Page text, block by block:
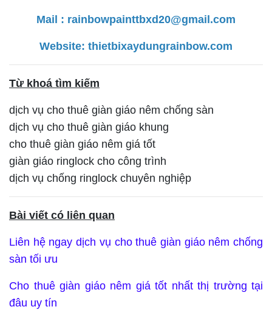
Mail : rainbowpainttbxd20@gmail.com
Website: thietbixaydungrainbow.com
Từ khoá tìm kiếm
dịch vụ cho thuê giàn giáo nêm chống sàn
dịch vụ cho thuê giàn giáo khung
cho thuê giàn giáo nêm giá tốt
giàn giáo ringlock cho công trình
dịch vụ chống ringlock chuyên nghiệp
Bài viết có liên quan
Liên hệ ngay dịch vụ cho thuê giàn giáo nêm chống
sàn tối ưu
Cho thuê giàn giáo nêm giá tốt nhất thị trường tại
đâu uy tín